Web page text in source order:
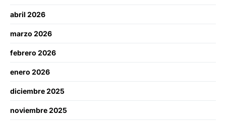
abril 2026
marzo 2026
febrero 2026
enero 2026
diciembre 2025
noviembre 2025